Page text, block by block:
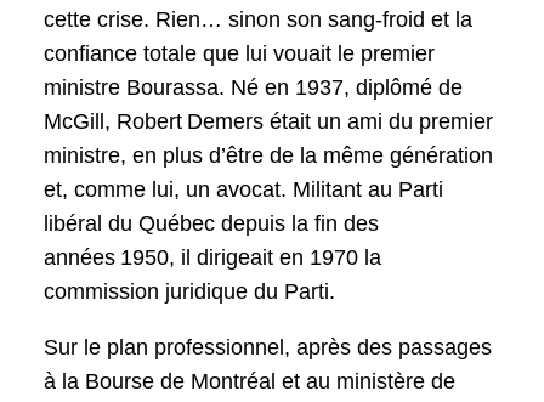
cette crise. Rien… sinon son sang-froid et la
confiance totale que lui vouait le premier
ministre Bourassa. Né en 1937, diplômé de
McGill, Robert Demers était un ami du premier
ministre, en plus d’être de la même génération
et, comme lui, un avocat. Militant au Parti
libéral du Québec depuis la fin des
années 1950, il dirigeait en 1970 la
commission juridique du Parti.
Sur le plan professionnel, après des passages
à la Bourse de Montréal et au ministère de